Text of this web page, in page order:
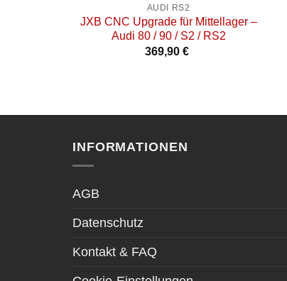
AUDI RS2
JXB CNC Upgrade für Mittellager –
Audi 80 / 90 / S2 / RS2
369,90 €
INFORMATIONEN
AGB
Datenschutz
Kontakt & FAQ